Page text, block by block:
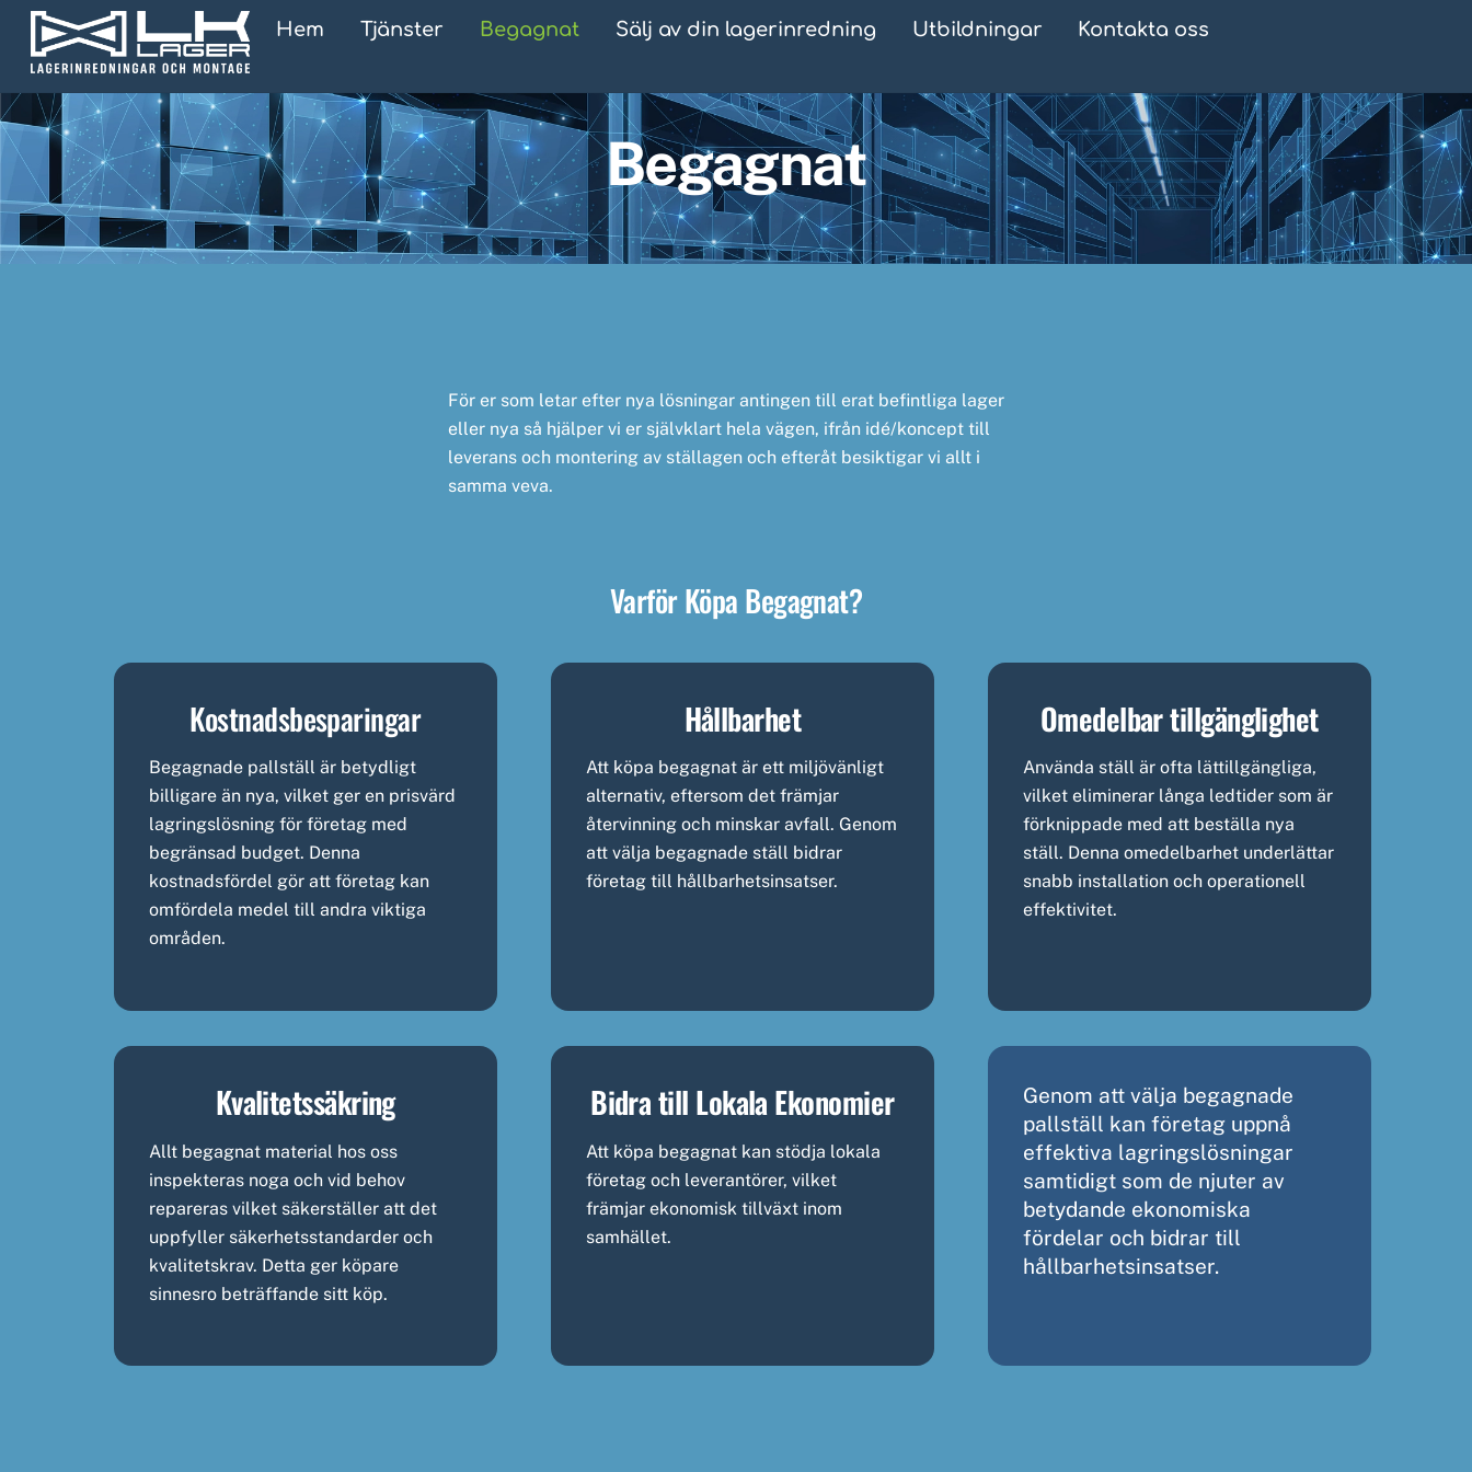
Skip
content
Hem Tjänster Begagnat Sälj av din lagerinredning Utbildningar Kontakta oss
Begagnat
För er som letar efter nya lösningar antingen till erat befintliga lager
eller nya så hjälper vi er självklart hela vägen, ifrån idé/koncept till
leverans och montering av ställagen och efteråt besiktigar vi allt i
samma veva.
Varför Köpa Begagnat?
Kostnadsbesparingar
Begagnade pallställ är betydligt
billigare än nya, vilket ger en prisvärd
lagringslösning för företag med
begränsad budget. Denna
kostnadsfördel gör att företag kan
omfördela medel till andra viktiga
områden.
Hållbarhet
Att köpa begagnat är ett miljövänligt
alternativ, eftersom det främjar
återvinning och minskar avfall. Genom
att välja begagnade ställ bidrar
företag till hållbarhetsinsatser.
Omedelbar tillgänglighet
Använda ställ är ofta lättillgängliga,
vilket eliminerar långa ledtider som är
förknippade med att beställa nya
ställ. Denna omedelbarhet underlättar
snabb installation och operationell
effektivitet.
Kvalitetssäkring
Allt begagnat material hos oss
inspekteras noga och vid behov
repareras vilket säkerställer att det
uppfyller säkerhetsstandarder och
kvalitetskrav. Detta ger köpare
sinnesro beträffande sitt köp.
Bidra till Lokala Ekonomier
Att köpa begagnat kan stödja lokala
företag och leverantörer, vilket
främjar ekonomisk tillväxt inom
samhället.
Genom att välja begagnade
pallställ kan företag uppnå
effektiva lagringslösningar
samtidigt som de njuter av
betydande ekonomiska
fördelar och bidrar till
hållbarhetsinsatser.